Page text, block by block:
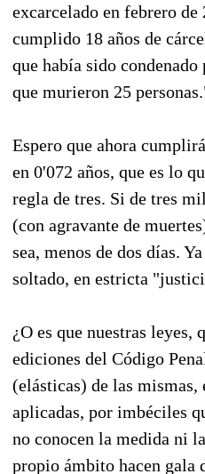
excarcelado en febrero de
cumplido 18 años de
que había sido condenado
que murieron 25
Espero que ahora
en 0'072 años, que es lo
regla de tres. Si de tres
(con agravante de
sea, menos de dos días.
soltado, en estricta
¿O es que nuestras leyes,
ediciones del Código
(elásticas) de las mismas,
aplicadas, por imbéciles
no conocen la medida ni
propio ámbito hacen gala